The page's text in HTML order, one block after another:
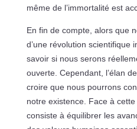
même de l’immortalité est
En fin de compte, alors que
d’une révolution scientifique
savoir si nous serons
ouverte. Cependant, l’élan
croire que nous pourrons
notre existence. Face à
consiste à équilibrer les